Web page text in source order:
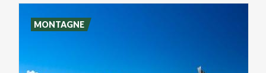
MONTAGNE